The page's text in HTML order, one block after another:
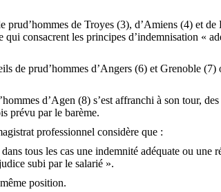
de Troyes (3), d’Amiens (4) et
consacrent les principes d’indemnisation «
de prud’hommes d’Angers (6) et Grenoble
d’Agen (8) s’est affranchi à son tour,
prévu par le barème.
professionnel considère que :
tous les cas une indemnité adéquate ou une
subi par le salarié ».
position.